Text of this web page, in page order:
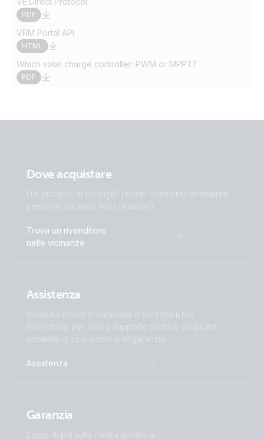
PDF
VRM Portal API
HTML
Which solar charge controller: PWM or MPPT?
PDF
Dove acquistare
Hai bisogno di consigli? I nostri rivenditori altamente
preparati saranno felici di aiutarti.
Trova un rivenditore
nelle vicinanze
Assistenza
Consulta il nostro database o contatta il tuo
rivenditore per avere supporto tecnico dedicato,
richieste di riparazioni o di garanzia.
Assistenza
Garanzia
Leggi di più sulla nostra garanzia